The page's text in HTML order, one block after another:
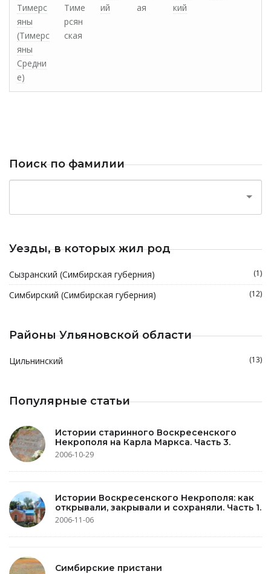
Тимерс
яны
(Тимерс
яны
Средни
е)
Тиме
рсян
ская
ий
ая
кий
Поиск по фамилии
Уезды, в которых жил род
Сызранский (Симбирская губерния) (1)
Симбирский (Симбирская губерния) (12)
Районы Ульяновской области
Цильнинский (13)
Популярные статьи
Истории старинного Воскресенского
Некрополя на Карла Маркса. Часть 3.
2006-10-29
Истории Воскресенского Некрополя: как
открывали, закрывали и сохраняли. Часть 1.
2006-11-06
Симбирские пристани